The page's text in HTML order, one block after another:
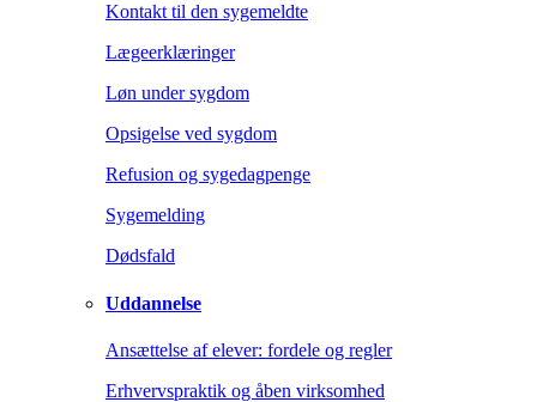
Kontakt til den sygemeldte
Lægeerklæringer
Løn under sygdom
Opsigelse ved sygdom
Refusion og sygedagpenge
Sygemelding
Dødsfald
Uddannelse
Ansættelse af elever: fordele og regler
Erhvervspraktik og åben virksomhed